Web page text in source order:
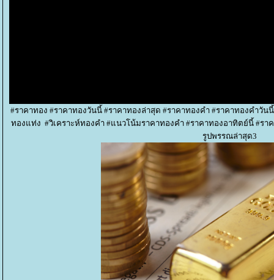
#ราคาทอง #ราคาทองวันนี้ #ราคาทองล่าสุด #ราคาทองคำ #ราคาทองคำวัน
ทองแท่ง #วิเคราะห์ทองคำ #แนวโน้มราคาทองคำ #ราคาทองอาทิตย์นี้ #ร
รูปพรรณล่าสุด3